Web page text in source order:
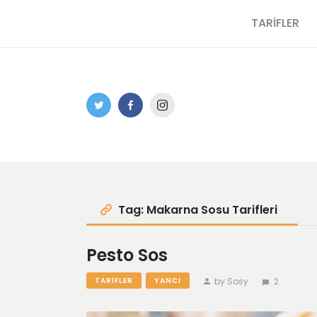
TARİFLER
Tag: Makarna Sosu Tarifleri
Pesto Sos
TARIFLER YANCI by Sosy 2